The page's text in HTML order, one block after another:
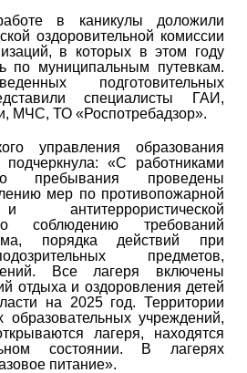
в каникулы доложили
оздоровительной комиссии
в которых в этом году
по муниципальным путевкам.
подготовительных
специалисты ГАИ,
МЧС, ТО «Роспотребадзор».
управления образования
«С работниками
пребывания проведены
мер по противопожарной
антитеррористической
соблюдению требований
порядка действий при
предметов,
Все лагеря включены
отдыха и оздоровления детей
на 2025 год. Территории
образовательных учреждений,
лагеря, находятся
состоянии. В лагерях
питание».